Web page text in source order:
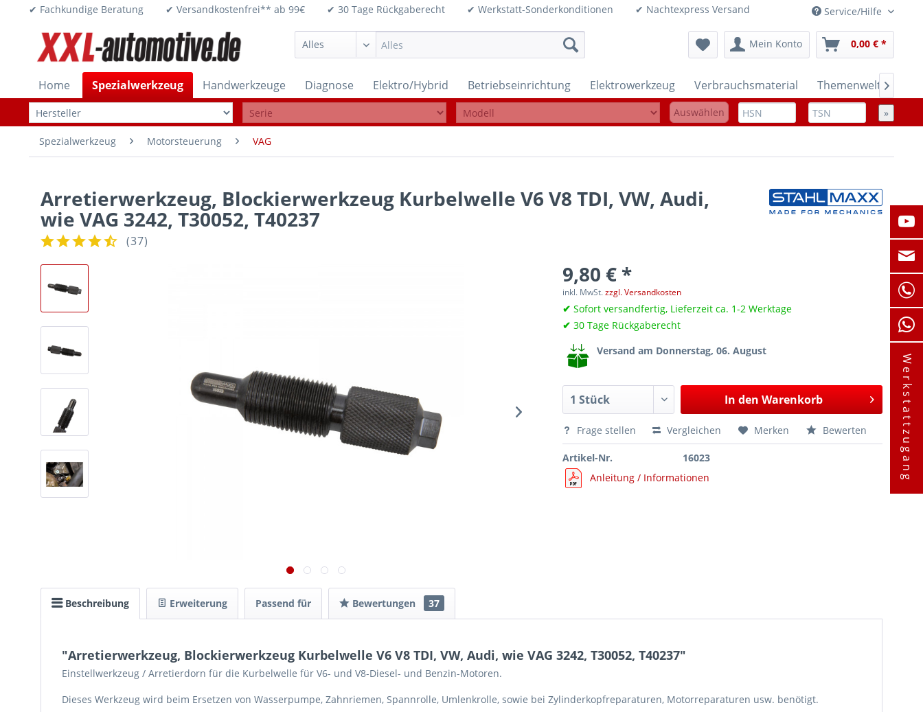
✔ Fachkundige Beratung ✔ Versandkostenfrei** ab 99€ ✔ 30 Tage Rückgaberecht ✔ Werkstatt-Sonderkonditionen ✔ Nachtexpress Versand Service/Hilfe
Mein Konto 0,00 € *
Home Spezialwerkzeug Handwerkzeuge Diagnose Elektro/Hybrid Betriebseinrichtung Elektrowerkzeug Verbrauchsmaterial Themenwelten

Auswählen »
Spezialwerkzeug Motorsteuerung VAG
Arretierwerkzeug, Blockierwerkzeug Kurbelwelle V6 V8 TDI, VW, Audi,
wie VAG 3242, T30052, T40237
(37)
9,80 € *
inkl. MwSt.zzgl. Versandkosten
✔ Sofort versandfertig, Lieferzeit ca. 1-2 Werktage
✔ 30 Tage Rückgaberecht
Versand am Donnerstag, 06. August
In den Warenkorb
Frage stellen Vergleichen Merken Bewerten
Artikel-Nr.
16023
Anleitung / Informationen
Beschreibung Erweiterung Passend für Bewertungen 37
"Arretierwerkzeug, Blockierwerkzeug Kurbelwelle V6 V8 TDI, VW, Audi, wie VAG 3242, T30052, T40237"
Einstellwerkzeug / Arretierdorn für die Kurbelwelle für V6- und V8-Diesel- und Benzin-Motoren.
Dieses Werkzeug wird beim Ersetzen von Wasserpumpe, Zahnriemen, Spannrolle, Umlenkrolle, sowie bei Zylinderkopfreparaturen, Motorreparaturen usw. benötigt.
Werkstattzugang